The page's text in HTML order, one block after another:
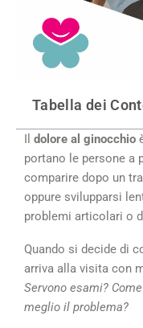
Tabella dei
Il dolore al ginocchio
portano le persone a
comparire dopo un
oppure svilupparsi
problemi articolari o
Quando si decide di
arriva alla visita con
Servono esami?
meglio il problema?